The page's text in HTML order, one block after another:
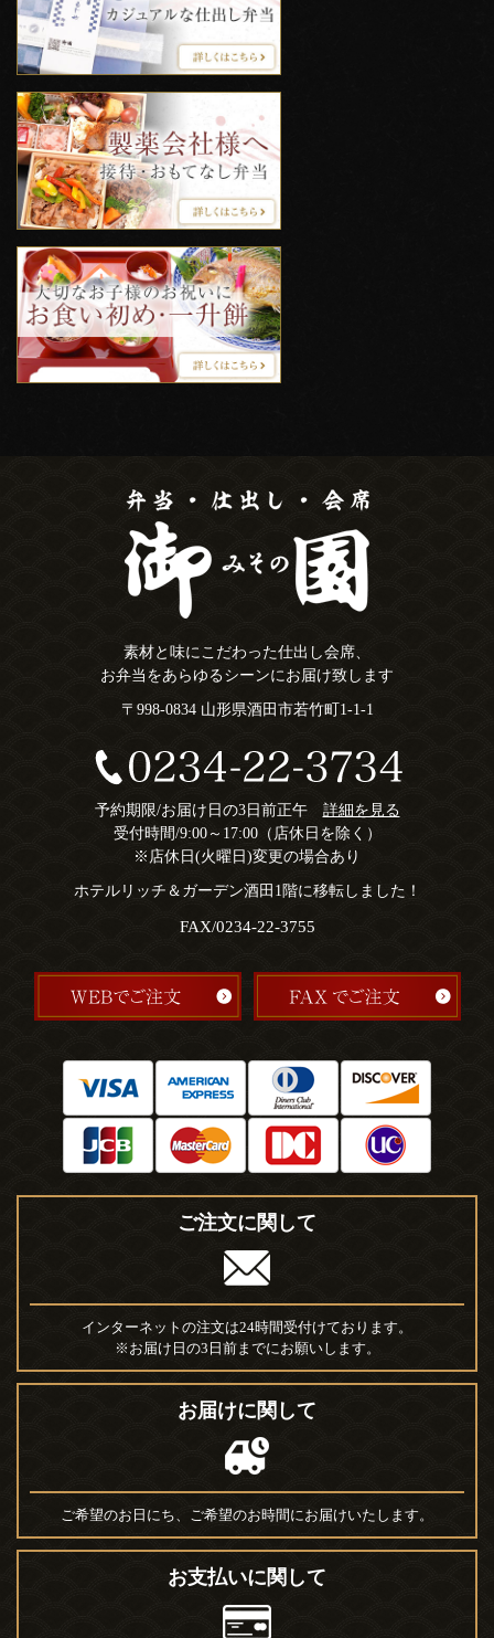
素材と味にこだわった仕出し会席、
お弁当をあらゆるシーンにお届け致します
〒998-0834 山形県酒田市若竹町1-1-1
予約期限/お届け日の3日前正午 詳細を見る
受付時間/9:00～17:00（店休日を除く）
※店休日(火曜日)変更の場合あり
ホテルリッチ＆ガーデン酒田1階に移転しました！
FAX/0234-22-3755
ご注文に関して
インターネットの注文は24時間受付けております。
※お届け日の3日前までにお願いします。
お届けに関して
ご希望のお日にち、ご希望のお時間にお届けいたします。
お支払いに関して